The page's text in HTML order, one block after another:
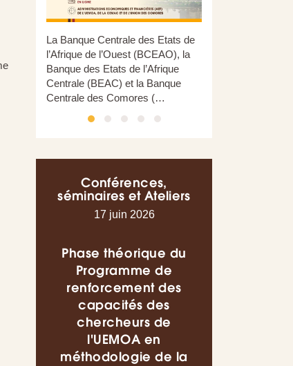
La Banque Centrale des Etats de
l’Afrique de l’Ouest (BCEAO), la
Banque des Etats de l’Afrique
Centrale (BEAC) et la Banque
Centrale des Comores (…
Conférences,
séminaires et Ateliers
17 juin 2026
Phase théorique du
Programme de
renforcement des
capacités des
chercheurs de
l'UEMOA en
méthodologie de la